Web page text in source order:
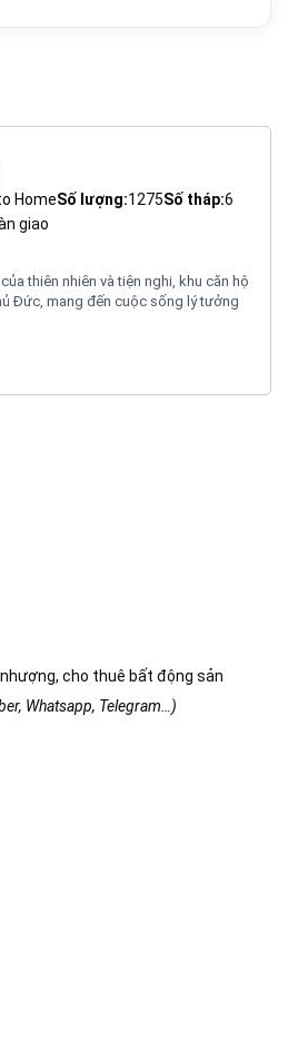
HomeSố lượng:1275Số tháp:6
giao
thiên nhiên và tiện nghi, khu căn hộ
Đức, mang đến cuộc sống lý tưởng
cho thuê bất động sản
Whatsapp, Telegram…)